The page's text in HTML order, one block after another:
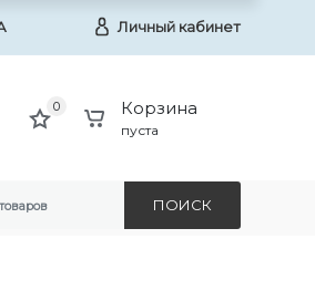
Личный кабинет
0 Корзина
пуста
ПОИСК